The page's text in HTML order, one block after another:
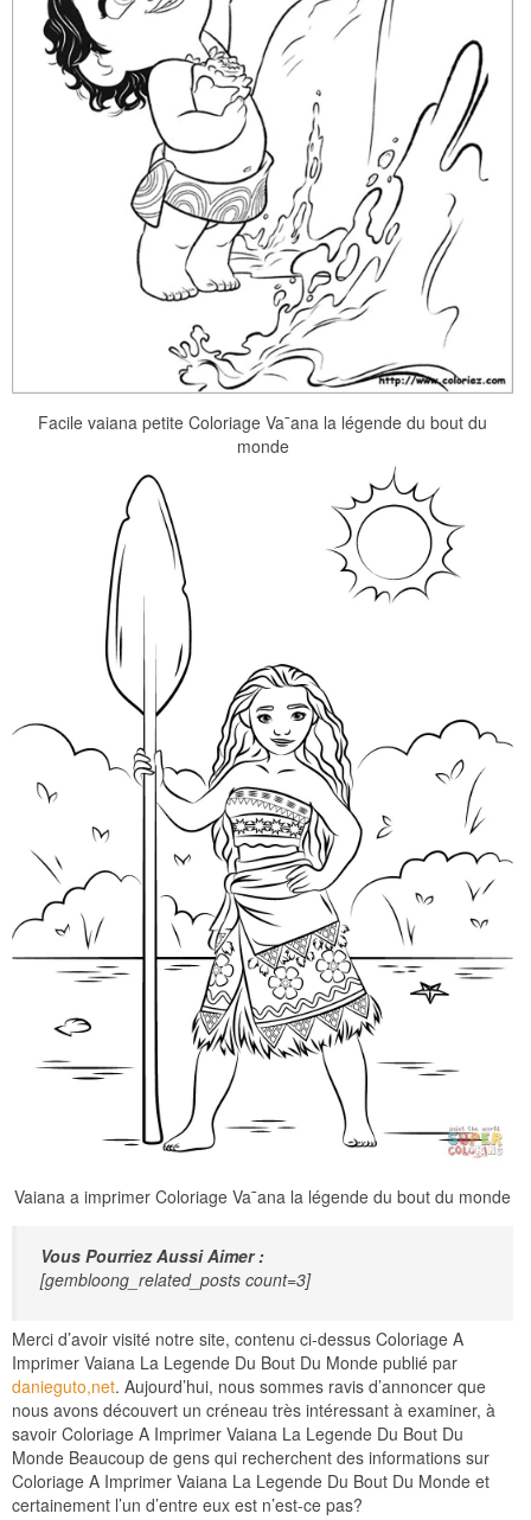
Facile vaiana petite Coloriage Va¯ana la légende du bout du
monde
Vaiana a imprimer Coloriage Va¯ana la légende du bout du monde
Vous Pourriez Aussi Aimer :
[gembloong_related_posts count=3]
Merci d’avoir visité notre site, contenu ci-dessus Coloriage A
Imprimer Vaiana La Legende Du Bout Du Monde publié par
danieguto,net. Aujourd’hui, nous sommes ravis d’annoncer que
nous avons découvert un créneau très intéressant à examiner, à
savoir Coloriage A Imprimer Vaiana La Legende Du Bout Du
Monde Beaucoup de gens qui recherchent des informations sur
Coloriage A Imprimer Vaiana La Legende Du Bout Du Monde et
certainement l’un d’entre eux est n’est-ce pas?